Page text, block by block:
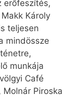
erőfeszítés,
Károly
teljesen
mind­össze
munkája
Café
Piroska